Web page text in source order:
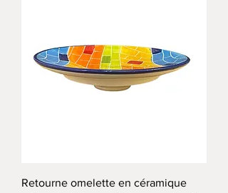
Retourne omelette en céramique